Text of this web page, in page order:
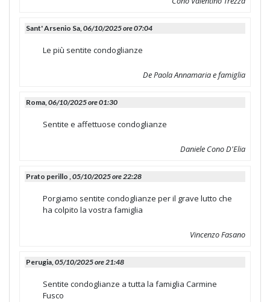
Sant' Arsenio Sa,06/10/2025 ore 07:04
Le più sentite condoglianze
De Paola Annamaria e famiglia
Roma,06/10/2025 ore 01:30
Sentite e affettuose condoglianze
Daniele Cono D'Elia
Prato perillo ,05/10/2025 ore 22:28
Porgiamo sentite condoglianze per il grave lutto che
ha colpito la vostra famiglia
Vincenzo Fasano
Perugia,05/10/2025 ore 21:48
Sentite condoglianze a tutta la famiglia Carmine
Fusco